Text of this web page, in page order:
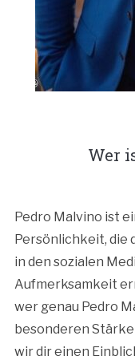
Wer
Pedro Malvino ist
Persönlichkeit,
in den sozialen
Aufmerksamkeit
wer genau Pedro
besonderen
wir dir einen